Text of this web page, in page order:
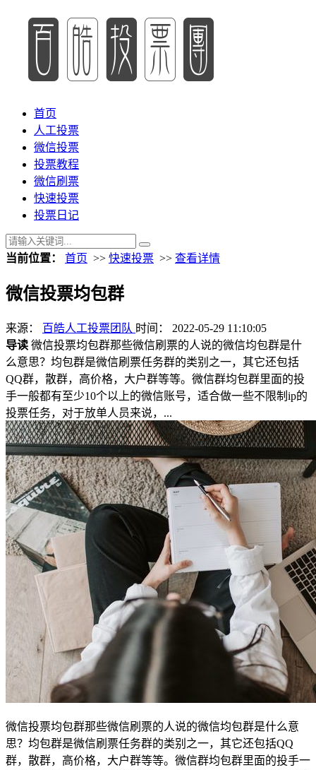
首页
人工投票
微信投票
投票教程
微信刷票
快速投票
投票日记
当前位置： 首页 >> 快速投票 >> 查看详情
微信投票均包群
来源： 百皓人工投票团队 时间： 2022-05-29 11:10:05
导读 微信投票均包群那些微信刷票的人说的微信均包群是什
么意思？均包群是微信刷票任务群的类别之一，其它还包括
QQ群，散群，高价格，大户群等等。微信群均包群里面的投
手一般都有至少10个以上的微信账号，适合做一些不限制ip的
投票任务，对于放单人员来说，...
微信投票均包群那些微信刷票的人说的微信均包群是什么意
思？均包群是微信刷票任务群的类别之一，其它还包括QQ
群，散群，高价格，大户群等等。微信群均包群里面的投手一